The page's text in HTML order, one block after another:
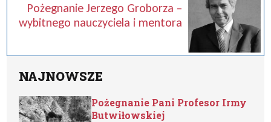
Pożegnanie Jerzego Groborza –
wybitnego nauczyciela i mentora
NAJNOWSZE
Pożegnanie Pani Profesor Irmy
Butwiłowskiej